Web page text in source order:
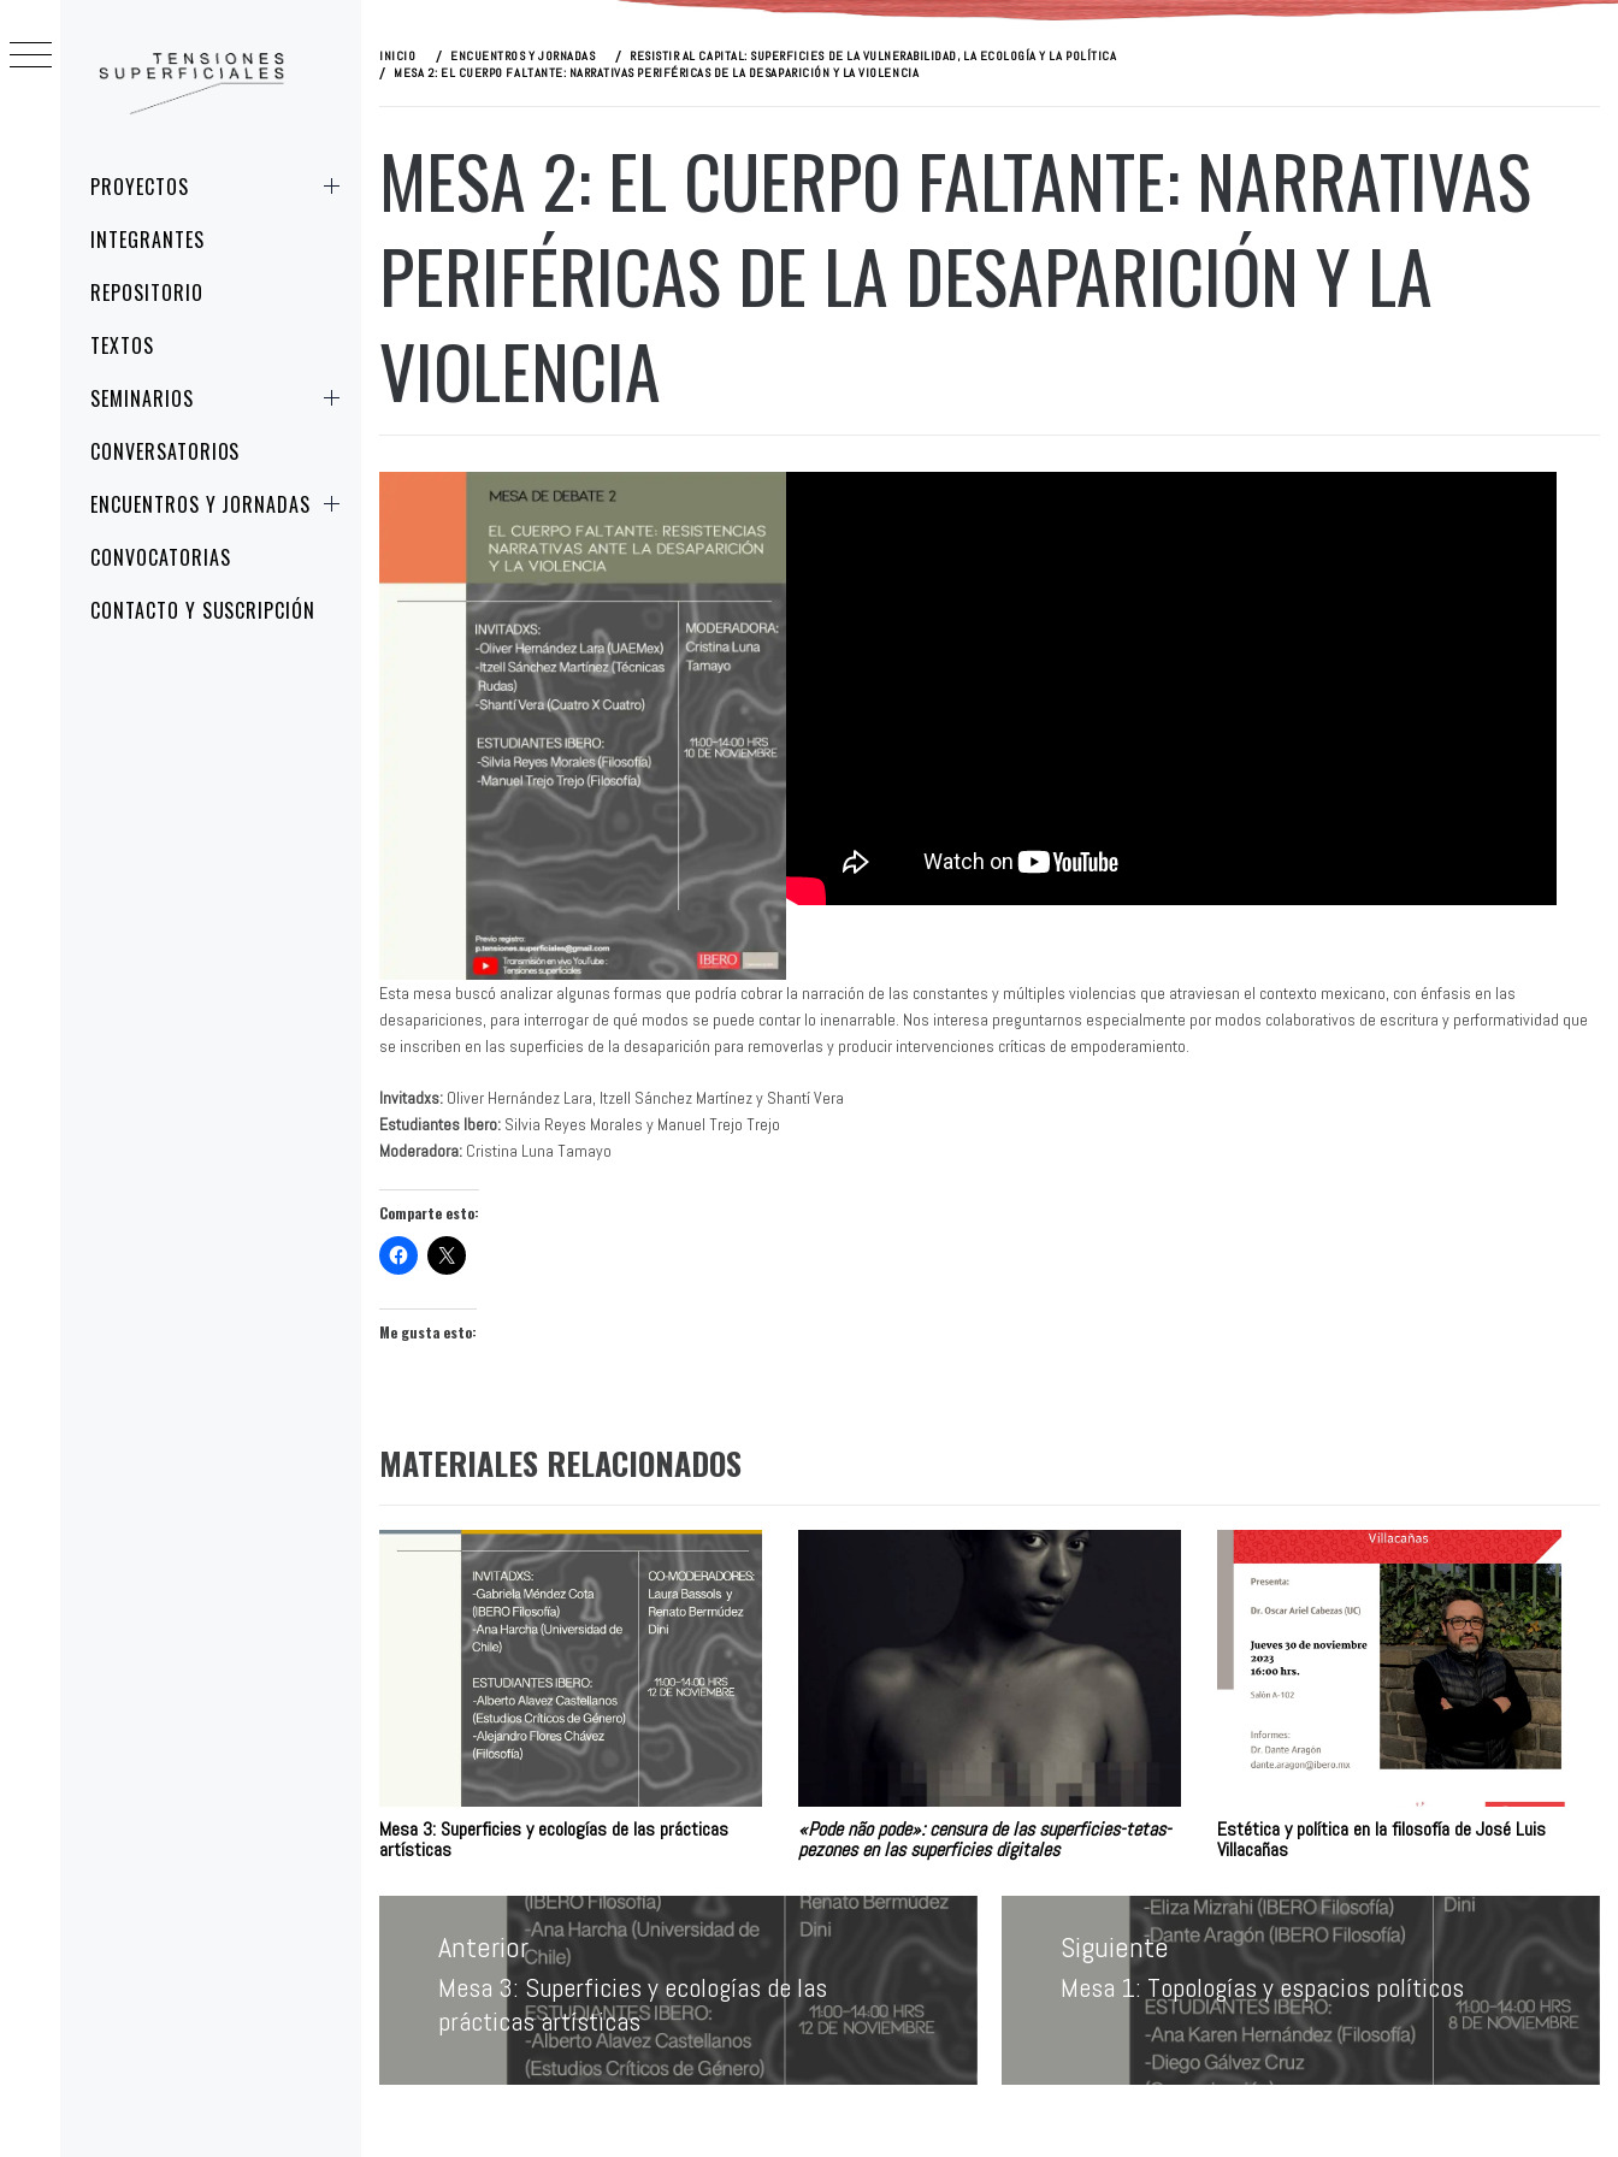
principalPROYECTOS
INTEGRANTES
REPOSITORIO
TEXTOS
SEMINARIOS
CONVERSATORIOS
ENCUENTROS Y JORNADAS
CONVOCATORIAS
CONTACTO Y SUSCRIPCIÓN
al
contenido
INICIO ENCUENTROS Y JORNADAS
RESISTIR AL CAPITAL: SUPERFICIES DE LA VULNERABILIDAD, LA ECOLOGÍA Y LA POLÍTICA
MESA 2: EL CUERPO FALTANTE: NARRATIVAS PERIFÉRICAS DE LA DESAPARICIÓN Y LA VIOLENCIA
MESA 2: EL CUERPO FALTANTE: NARRATIVAS
PERIFÉRICAS DE LA DESAPARICIÓN Y LA
VIOLENCIA
Esta mesa buscó analizar algunas formas que podría cobrar la narración de las constantes y múltiples violencias que atraviesan el contexto mexicano, con énfasis en las
desapariciones, para interrogar de qué modos se puede contar lo inenarrable. Nos interesa preguntarnos especialmente por modos colaborativos de escritura y performatividad que
se inscriben en las superficies de la desaparición para removerlas y producir intervenciones críticas de empoderamiento.
Invitadxs: Oliver Hernández Lara, Itzell Sánchez Martínez y Shantí Vera
Estudiantes Ibero: Silvia Reyes Morales y Manuel Trejo Trejo
Moderadora: Cristina Luna Tamayo
Comparte esto:
Me gusta esto:
MATERIALES RELACIONADOS
Mesa 3: Superficies y ecologías de las prácticas
artísticas
«Pode não pode»: censura de las superficies-tetas-
pezones en las superficies digitales
Estética y política en la filosofía de José Luis
Villacañas
Navegación
entradasAnterior
Entrada
anterior:
Mesa 3: Superficies y ecologías de las
prácticas artísticas
Siguiente
Entrada
siguiente:
Mesa 1: Topologías y espacios políticos